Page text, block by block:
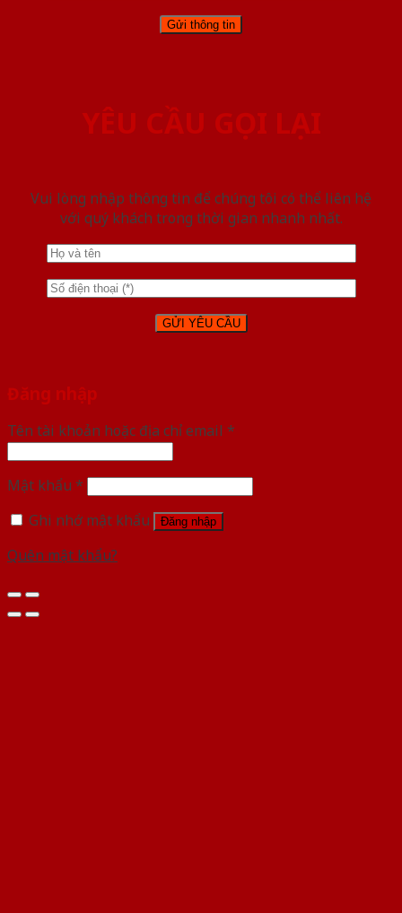
YÊU CẦU GỌI LẠI
Vui lòng nhập thông tin để chúng tôi có thể liên hệ
với quý khách trong thời gian nhanh nhất.
Đăng nhập
Tên tài khoản hoặc địa chỉ email *
Mật khẩu *
Ghi nhớ mật khẩu
Đăng nhập
Quên mật khẩu?